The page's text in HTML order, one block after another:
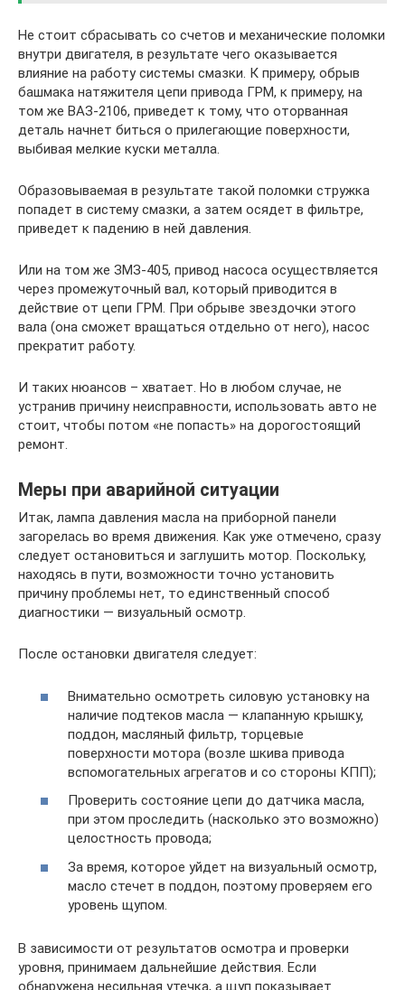
Не стоит сбрасывать со счетов и механические поломки
внутри двигателя, в результате чего оказывается
влияние на работу системы смазки. К примеру, обрыв
башмака натяжителя цепи привода ГРМ, к примеру, на
том же ВАЗ-2106, приведет к тому, что оторванная
деталь начнет биться о прилегающие поверхности,
выбивая мелкие куски металла.
Образовываемая в результате такой поломки стружка
попадет в систему смазки, а затем осядет в фильтре,
приведет к падению в ней давления.
Или на том же ЗМЗ-405, привод насоса осуществляется
через промежуточный вал, который приводится в
действие от цепи ГРМ. При обрыве звездочки этого
вала (она сможет вращаться отдельно от него), насос
прекратит работу.
И таких нюансов – хватает. Но в любом случае, не
устранив причину неисправности, использовать авто не
стоит, чтобы потом «не попасть» на дорогостоящий
ремонт.
Меры при аварийной ситуации
Итак, лампа давления масла на приборной панели
загорелась во время движения. Как уже отмечено, сразу
следует остановиться и заглушить мотор. Поскольку,
находясь в пути, возможности точно установить
причину проблемы нет, то единственный способ
диагностики — визуальный осмотр.
После остановки двигателя следует:
Внимательно осмотреть силовую установку на
наличие подтеков масла — клапанную крышку,
поддон, масляный фильтр, торцевые
поверхности мотора (возле шкива привода
вспомогательных агрегатов и со стороны КПП);
Проверить состояние цепи до датчика масла,
при этом проследить (насколько это возможно)
целостность провода;
За время, которое уйдет на визуальный осмотр,
масло стечет в поддон, поэтому проверяем его
уровень щупом.
В зависимости от результатов осмотра и проверки
уровня, принимаем дальнейшие действия. Если
обнаружена несильная утечка, а щуп показывает